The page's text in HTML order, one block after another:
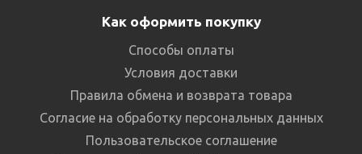
Как оформить покупку
Способы оплаты
Условия доставки
Правила обмена и возврата товара
Согласие на обработку персональных данных
Пользовательское соглашение